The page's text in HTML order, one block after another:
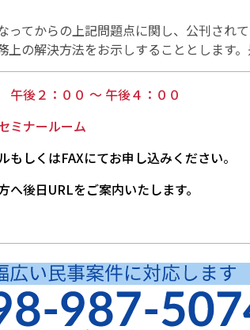
ってからの上記問題点に関し、公刊され
上の解決方法をお示しすることとします
後２：００ ～ 午後４：００
ミナールーム
もしくはFAXにてお申し込みください。
後日URLをご案内いたします。